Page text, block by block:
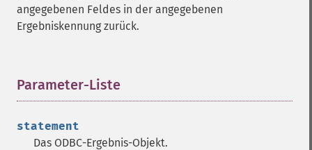
angegebenen Feldes in der angegebenen
Ergebniskennung zurück.
Parameter-Liste
statement
Das ODBC-Ergebnis-Objekt.